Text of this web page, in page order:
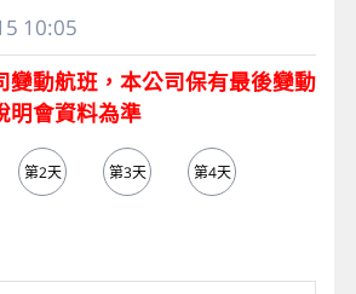
10:05
動航班，本公司保有最後變動
明會資料為準
第2天 第3天 第4天